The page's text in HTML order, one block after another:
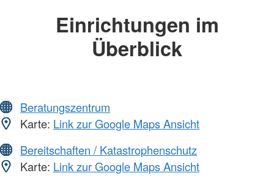
Einrichtungen im
Überblick
Beratungszentrum
Karte: Link zur Google Maps Ansicht
Bereitschaften / Katastrophenschutz
Karte: Link zur Google Maps Ansicht